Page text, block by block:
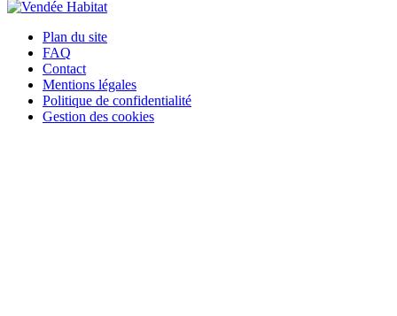
Plan du site
FAQ
Contact
Mentions légales
Politique de confidentialité
Gestion des cookies